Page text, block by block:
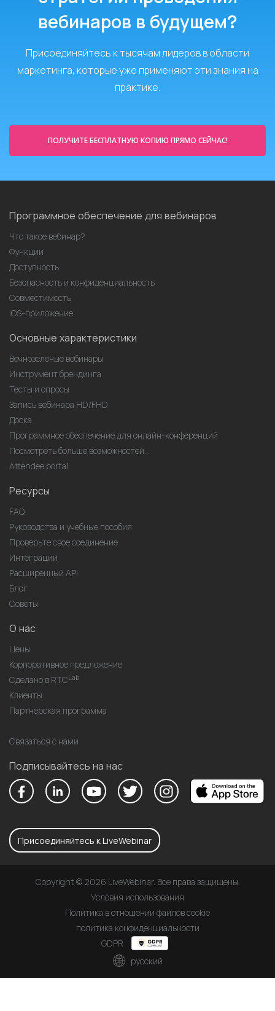
вебинаров в будущем?
Присоединяйтесь к тысячам лидеров в области
маркетинга, которые уже применяют эти знания на
практике.
ПОЛУЧИТЕ БЕСПЛАТНУЮ КОПИЮ ПРЯМО СЕЙЧАС!
Программное обеспечение для вебинаров
Что такое вебинар?
Функции
Доступность
Безопасность и конфиденциальность
Совместимость
iOS-приложение
Основные характеристики
Вечнозеленые вебинары
Инструмент брендинга
Тесты и опросы
Запись вебинара HD/FHD
Доска
Программное обеспечение для онлайн-конференций
Посмотреть больше возможностей...
Attendee portal
Ресурсы
FAQ
Руководства и учебные пособия
Проверьте свое соединение
Интеграции
Расширенный API
Блог
Советы
О нас
Цены
Корпоративное предложение
Сделано в RTCLab
Клиенты
Партнерская программа
Связаться с нами
Подписывайтесь на нас
Присоединяйтесь к LiveWebinar
Copyright © 2026 LiveWebinar. Все права защищены.
Условия использования
Политика в отношении файлов cookie
политика конфиденциальности
GDPR
русский